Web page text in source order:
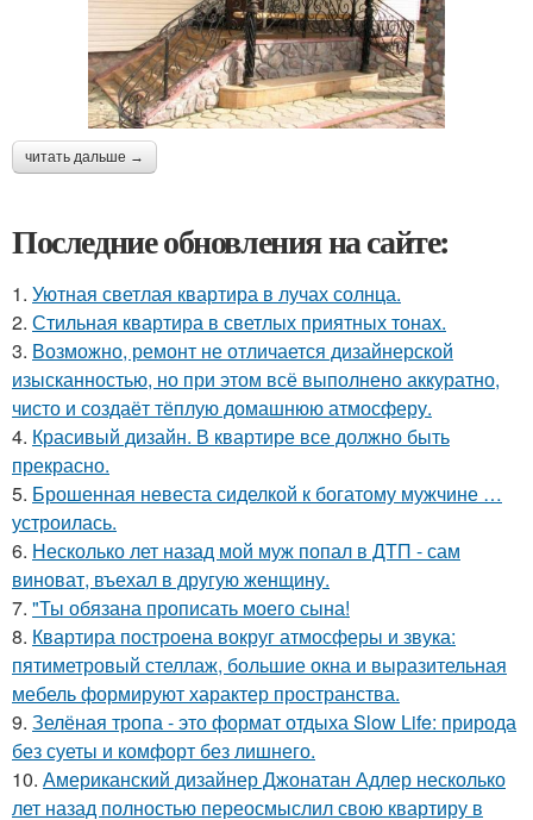
читать дальше →
Последние обновления на сайте:
1. Уютная светлая квартира в лучах солнца.
2. Стильная квартира в светлых приятных тонах.
3. Возможно, ремонт не отличается дизайнерской
изысканностью, но при этом всё выполнено аккуратно,
чисто и создаёт тёплую домашнюю атмосферу.
4. Красивый дизайн. В квартире все должно быть
прекрасно.
5. Брошенная невеста сиделкой к богатому мужчине …
устроилась.
6. Несколько лет назад мой муж попал в ДТП - сам
виноват, въехал в другую женщину.
7. "Ты обязана прописать моего сына!
8. Квартира построена вокруг атмосферы и звука:
пятиметровый стеллаж, большие окна и выразительная
мебель формируют характер пространства.
9. Зелёная тропа - это формат отдыха Slow Life: природа
без суеты и комфорт без лишнего.
10. Американский дизайнер Джонатан Адлер несколько
лет назад полностью переосмыслил свою квартиру в